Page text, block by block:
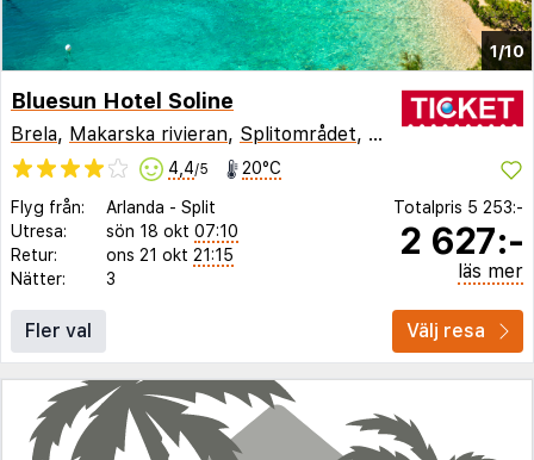
1/10
Bluesun Hotel Soline
Brela, Makarska rivieran, Splitområdet, Kroatien
4,4/5 20°C
Flyg från: Arlanda - Split
Utresa:
sön 18 okt 07:10
Retur:
ons 21 okt 21:15
Nätter:
3
Totalpris 5 253:-
2 627:-
läs mer
Fler val Välj resa